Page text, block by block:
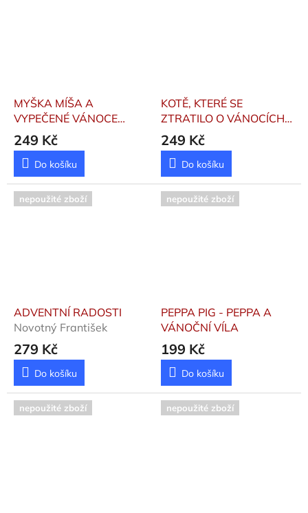
MYŠKA MÍŠA A
VYPEČENÉ VÁNOCE
Gessnerová Stephanie
249 Kč
Do košíku
KOTĚ, KTERÉ SE
ZTRATILO O VÁNOCÍCH
Waterbrooková Rose
249 Kč
Do košíku
nepoužité zboží
ADVENTNÍ RADOSTI
Novotný František
279 Kč
Do košíku
nepoužité zboží
PEPPA PIG - PEPPA A
VÁNOČNÍ VÍLA
199 Kč
Do košíku
nepoužité zboží nepoužité zboží